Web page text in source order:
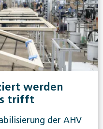
werden
trifft
der AHV